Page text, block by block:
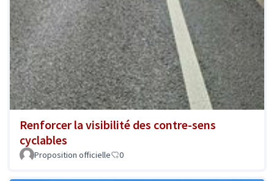
Renforcer la visibilité des contre-sens
cyclables
Proposition officielle 0